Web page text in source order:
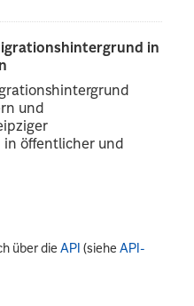
in
und
öffentlicher und
über dieAPI (sieheAPI-